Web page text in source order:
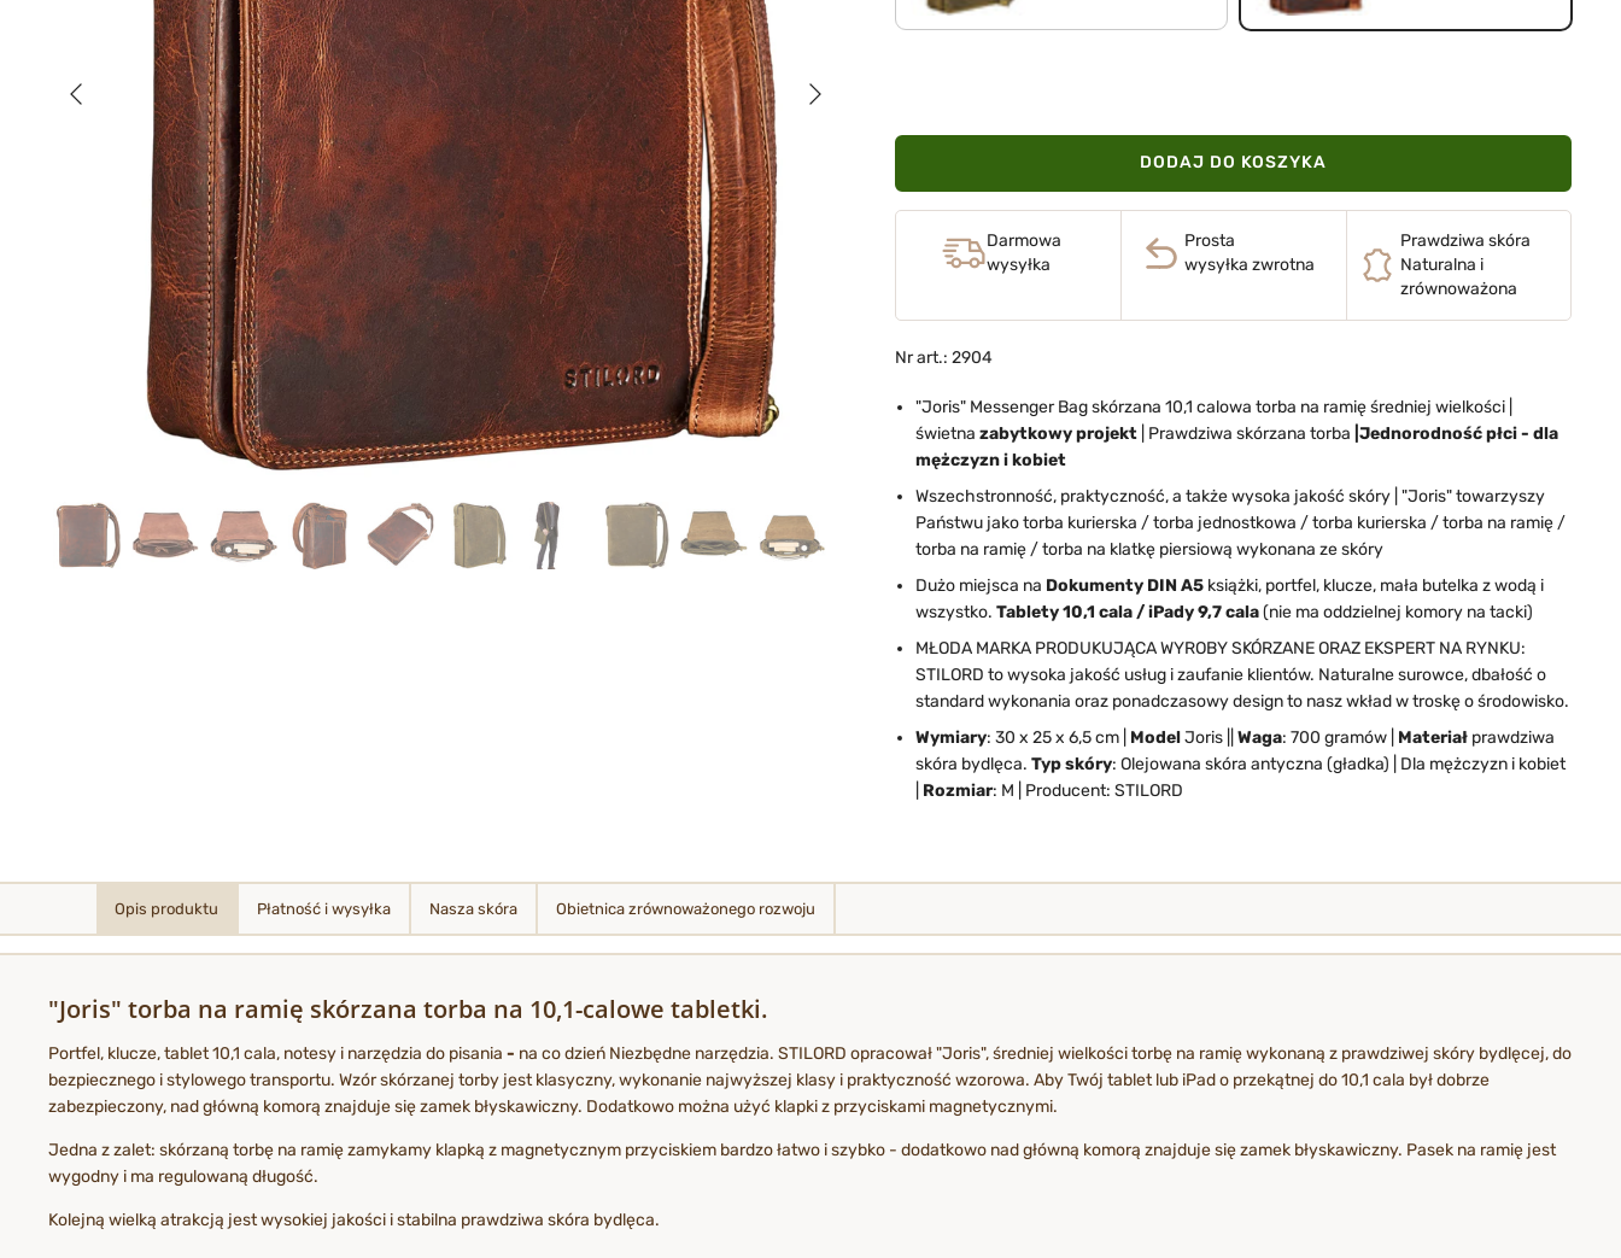
Poprzednia Następna
DODAJ DO KOSZYKA
Darmowa
wysyłka
Prosta
wysyłka zwrotna
Prawdziwa skóra
Naturalna i
zrównoważona
Nr art.: 2904
"Joris" Messenger Bag skórzana 10,1 calowa torba na ramię średniej wielkości |
świetna zabytkowy projekt| Prawdziwa skórzana torba |Jednorodność płci - dla
mężczyzn i kobiet
Wszechstronność, praktyczność, a także wysoka jakość skóry | "Joris" towarzyszy
Państwu jako torba kurierska / torba jednostkowa / torba kurierska / torba na ramię /
torba na ramię / torba na klatkę piersiową wykonana ze skóry
Dużo miejsca na Dokumenty DIN A5książki, portfel, klucze, mała butelka z wodą i
wszystko. Tablety 10,1 cala / iPady 9,7 cala(nie ma oddzielnej komory na tacki)
MŁODA MARKA PRODUKUJĄCA WYROBY SKÓRZANE ORAZ EKSPERT NA RYNKU:
STILORD to wysoka jakość usług i zaufanie klientów. Naturalne surowce, dbałość o
standard wykonania oraz ponadczasowy design to nasz wkład w troskę o środowisko.
Wymiary: 30 x 25 x 6,5 cm | ModelJoris || Waga: 700 gramów | Materiałprawdziwa
skóra bydlęca. Typ skóry: Olejowana skóra antyczna (gładka) | Dla mężczyzn i kobiet
Rozmiar: M | Producent: STILORD
Opis produktu Płatność i wysyłka Nasza skóra Obietnica zrównoważonego rozwoju
"Joris" torba na ramię skórzana torba na 10,1-calowe tabletki.
Portfel, klucze, tablet 10,1 cala, notesy i narzędzia do pisania - na co dzień Niezbędne narzędzia. STILORD opracował "Joris", średniej wielkości torbę na ramię wykonaną z prawdziwej skóry bydlęcej, do
bezpiecznego i stylowego transportu. Wzór skórzanej torby jest klasyczny, wykonanie najwyższej klasy i praktyczność wzorowa. Aby Twój tablet lub iPad o przekątnej do 10,1 cala był dobrze
zabezpieczony, nad główną komorą znajduje się zamek błyskawiczny. Dodatkowo można użyć klapki z przyciskami magnetycznymi.
Jedna z zalet: skórzaną torbę na ramię zamykamy klapką z magnetycznym przyciskiem bardzo łatwo i szybko - dodatkowo nad główną komorą znajduje się zamek błyskawiczny. Pasek na ramię jest
wygodny i ma regulowaną długość.
Kolejną wielką atrakcją jest wysokiej jakości i stabilna prawdziwa skóra bydlęca.